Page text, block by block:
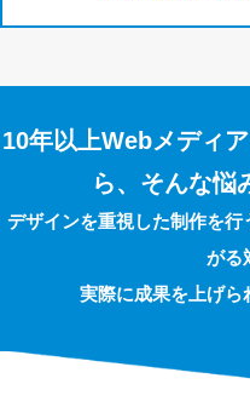
10年以上Webメディ
ら、そんな悩
デザインを重視した制作を
がる
実際に成果を上げ